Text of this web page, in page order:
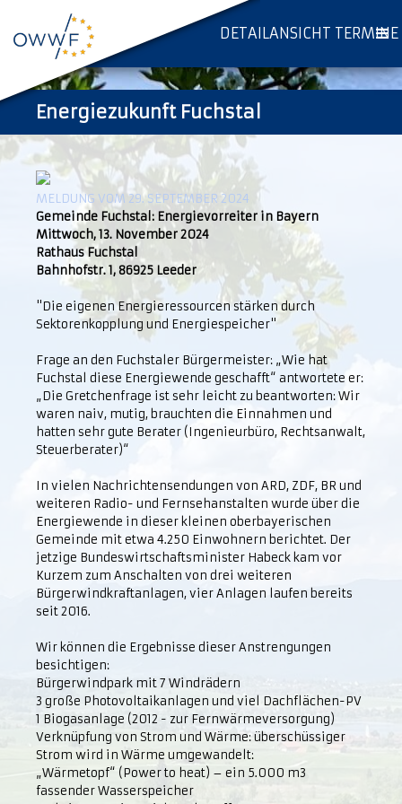
DETAILANSICHT TERMINE
Energiezukunft Fuchstal
MELDUNG VOM 29. SEPTEMBER 2024
Gemeinde Fuchstal: Energievorreiter in Bayern
Mittwoch, 13. November 2024
Rathaus Fuchstal
Bahnhofstr. 1, 86925 Leeder
"Die eigenen Energieressourcen stärken durch
Sektorenkopplung und Energiespeicher"
Frage an den Fuchstaler Bürgermeister: „Wie hat
Fuchstal diese Energiewende geschafft“ antwortete er:
„Die Gretchenfrage ist sehr leicht zu beantworten: Wir
waren naiv, mutig, brauchten die Einnahmen und
hatten sehr gute Berater (Ingenieurbüro, Rechtsanwalt,
Steuerberater)“
In vielen Nachrichtensendungen von ARD, ZDF, BR und
weiteren Radio- und Fernsehanstalten wurde über die
Energiewende in dieser kleinen oberbayerischen
Gemeinde mit etwa 4.250 Einwohnern berichtet. Der
jetzige Bundeswirtschaftsminister Habeck kam vor
Kurzem zum Anschalten von drei weiteren
Bürgerwindkraftanlagen, vier Anlagen laufen bereits
seit 2016.
Wir können die Ergebnisse dieser Anstrengungen
besichtigen:
Bürgerwindpark mit 7 Windrädern
3 große Photovoltaikanlagen und viel Dachflächen-PV
1 Biogasanlage (2012 - zur Fernwärmeversorgung)
Verknüpfung von Strom und Wärme: überschüssiger
Strom wird in Wärme umgewandelt:
„Wärmetopf“ (Power to heat) – ein 5.000 m3
fassender Wasserspeicher